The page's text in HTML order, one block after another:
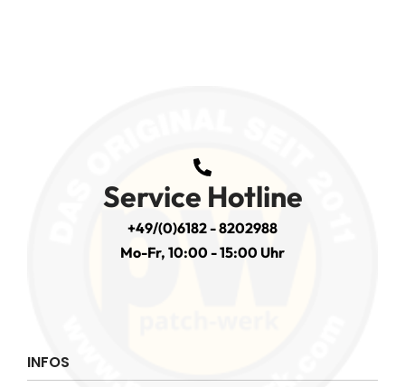
Service Hotline
+49/(0)6182 - 8202988
Mo-Fr, 10:00 - 15:00 Uhr
INFOS